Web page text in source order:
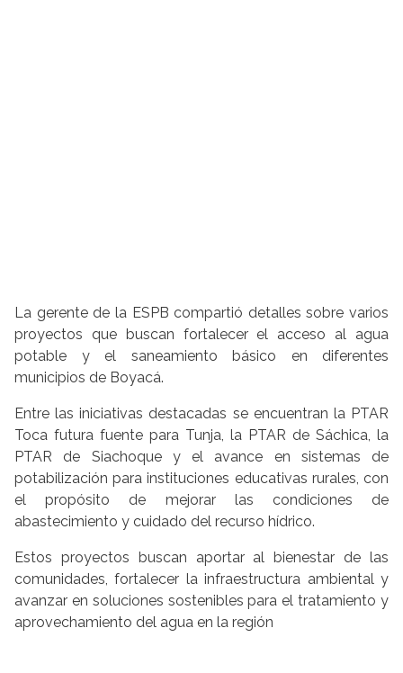
La gerente de la ESPB compartió detalles sobre varios
proyectos que buscan fortalecer el acceso al agua
potable y el saneamiento básico en diferentes
municipios de Boyacá.
Entre las iniciativas destacadas se encuentran la PTAR
Toca futura fuente para Tunja, la PTAR de Sáchica, la
PTAR de Siachoque y el avance en sistemas de
potabilización para instituciones educativas rurales, con
el propósito de mejorar las condiciones de
abastecimiento y cuidado del recurso hídrico.
Estos proyectos buscan aportar al bienestar de las
comunidades, fortalecer la infraestructura ambiental y
avanzar en soluciones sostenibles para el tratamiento y
aprovechamiento del agua en la región